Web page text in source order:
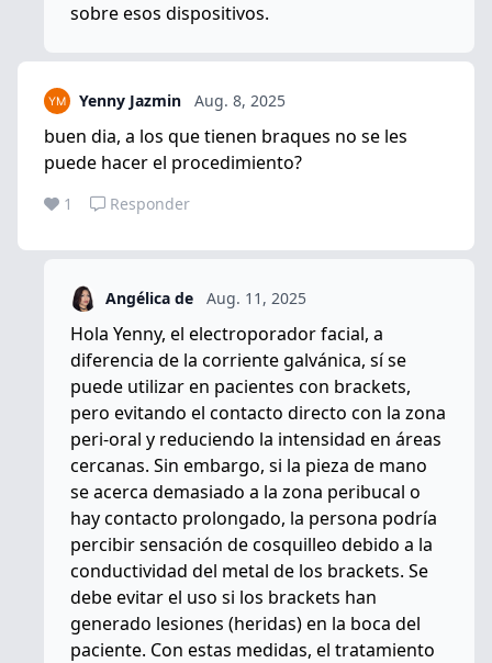
sobre esos dispositivos.
Yenny Jazmin Aug. 8, 2025
buen dia, a los que tienen braques no se les
puede hacer el procedimiento?
1 Responder
Angélica de Aug. 11, 2025
Hola Yenny, el electroporador facial, a
diferencia de la corriente galvánica, sí se
puede utilizar en pacientes con brackets,
pero evitando el contacto directo con la zona
peri-oral y reduciendo la intensidad en áreas
cercanas. Sin embargo, si la pieza de mano
se acerca demasiado a la zona peribucal o
hay contacto prolongado, la persona podría
percibir sensación de cosquilleo debido a la
conductividad del metal de los brackets. Se
debe evitar el uso si los brackets han
generado lesiones (heridas) en la boca del
paciente. Con estas medidas, el tratamiento